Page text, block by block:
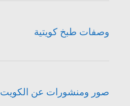
وصفات طبخ كويتية
صور ومنشورات عن الكويت